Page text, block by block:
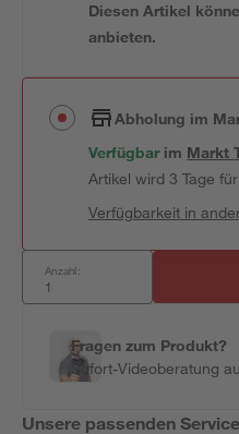
Diesen Artikel
anbieten.
Abholung im
Verfügbar im Markt
Artikel wird 3 Tage
Verfügbarkeit in
Anzahl:
Fragen zum Produkt?
Sofort-Videoberatung
Unsere passenden